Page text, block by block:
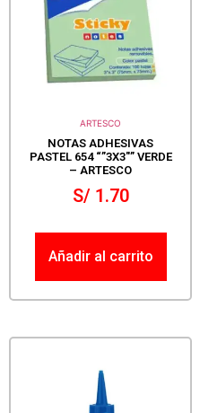
ARTESCO
NOTAS ADHESIVAS
PASTEL 654 “”3X3″” VERDE
– ARTESCO
S/1.70
Añadir al carrito